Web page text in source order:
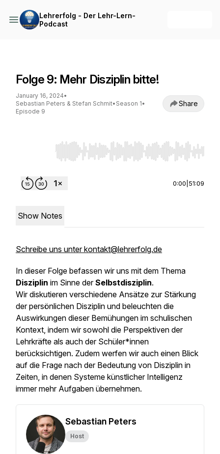
Lehrerfolg - Der Lehr-Lern-
Podcast
Folge 9: Mehr Disziplin bitte!
January 16, 2024•
Sebastian Peters & Stefan Schmit• Season 1•
Episode 9
Share
Use Left/Right to seek, Home/End to jump to
0:00 51:09
Show Notes
Schreibe uns unter kontakt@lehrerfolg.de
In dieser Folge befassen wir uns mit dem Thema
Disziplin im Sinne derSelbstdisziplin.
Wir diskutieren verschiedene Ansätze zur Stärkung
der persönlichen Disziplin und beleuchten die
Auswirkungen dieser Bemühungen im schulischen
Kontext, indem wir sowohl die Perspektiven der
Lehrkräfte als auch der Schüler*innen
berücksichtigen. Zudem werfen wir auch einen Blick
auf die Frage nach der Bedeutung von Disziplin in
Zeiten, in denen Systeme künstlicher Intelligenz
immer mehr Aufgaben übernehmen.
Sebastian Peters
Host